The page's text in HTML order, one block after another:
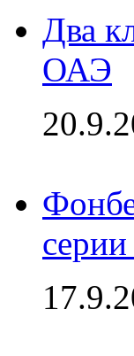
Два
ОАЭ